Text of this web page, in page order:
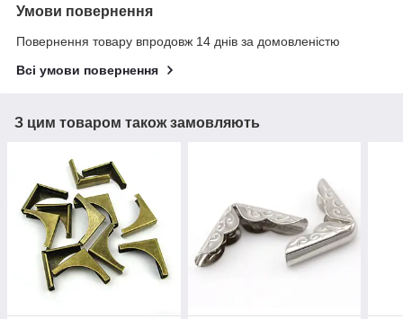
Умови повернення
Повернення товару впродовж 14 днів за домовленістю
Всі умови повернення
З цим товаром також замовляють